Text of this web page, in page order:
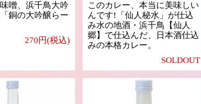
噌、浜千鳥大吟
銅の大吟醸らー
270円(税込)
このカレー、本当に美味しい
んです!「仙人秘水」が仕込
み水の地酒・浜千鳥【仙人
郷】で仕込んだ、日本酒仕込
みの本格カレー。
SOLDOUT